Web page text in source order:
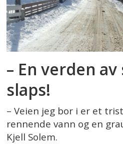
– En verden
slaps!
– Veien jeg bor i er et
rennende vann og en
Kjell Solem.